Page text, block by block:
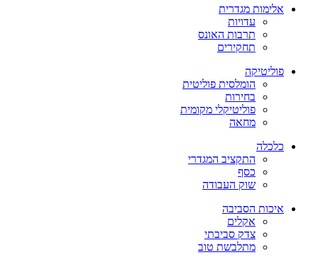
אלימות מגדרית
עדויות
תרבות האונס
תחקירים
פוליטיקה
הומלסית פוליטית
בחירות
פוליטיקלי מקומית
מחאה
כלכלה
התקציב המגדרי
כסף
שוק העבודה
איכות הסביבה
אקלים
צדק סביבתי
מתלבשת טוב